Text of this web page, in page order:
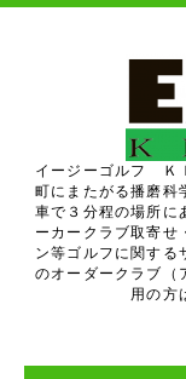
イージーゴルフ Ｋ
町にまたがる播磨科
車で３分程の場所に
ーカークラブ取寄せ
ン等ゴルフに関する
のオーダークラブ（
用の方